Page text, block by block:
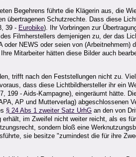
Begehrens führte die Klägerin aus, die
übertragenen Schutzrechte. Dass diese
39 - Eurobike). Ihr Vorbringen zur
Filmherstellers demjenigen zu, der das
NEWS oder seien von (Arbeitnehmern)
Mitarbeiter hätten diese Bilder auch
trifft nach den Feststellungen nicht zu.
dass diese Lichtbildhersteller ihr ein
- Aids-Kampagne), eingeräumt hätte.
AP und Mutterverlag) abgeschlossenen
§ 24 Abs 1 zweiter Satz UrhG an den von
im Zweifel nicht weiter reicht, als es
sondern bloß eine
sie besitze "zumindest die für ihre